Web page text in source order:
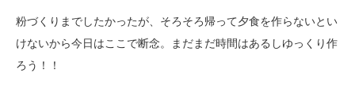
粉づくりまでしたかったが、そろそろ帰って夕食を作らないとい
けないから今日はここで断念。まだまだ時間はあるしゆっくり作
ろう！！